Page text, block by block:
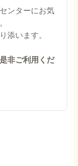
ンターにお気
添います。
非ご利用くだ